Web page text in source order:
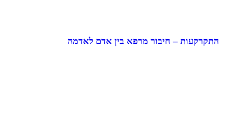
התקרקעות – חיבור מרפא בין אדם לאדמה